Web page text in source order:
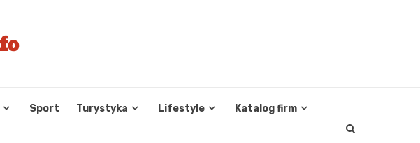
Sport Turystyka Lifestyle Katalog firm